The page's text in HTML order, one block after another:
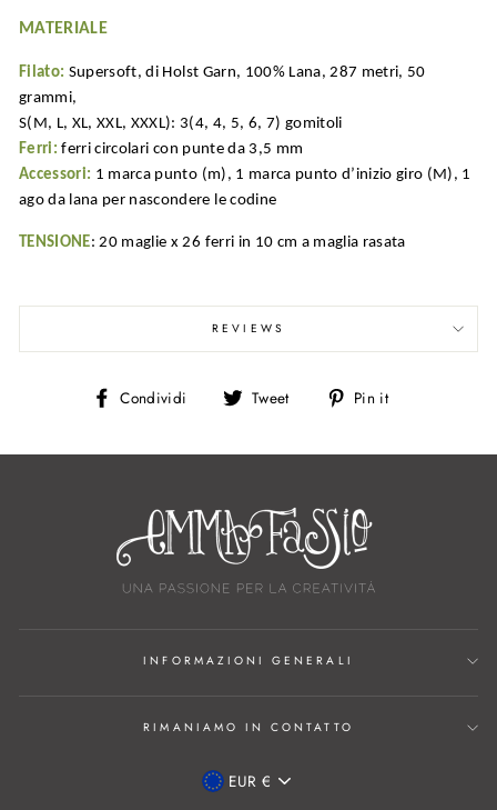
MATERIALE
Filato: Supersoft, di Holst Garn, 100% Lana, 287 metri, 50
grammi,
S(M, L, XL, XXL, XXXL): 3(4, 4, 5, 6, 7) gomitoli
Ferri:ferri circolari con punte da 3,5 mm
Accessori: 1 marca punto (m), 1 marca punto d’inizio giro (M), 1
ago da lana per nascondere le codine
TENSIONE: 20 maglie x 26 ferri in 10 cm a maglia rasata
REVIEWS
Condividi
CondividiTweet
Twitta Pin it
INFORMAZIONI GENERALI
RIMANIAMO IN CONTATTO
VALUTA
EUR €